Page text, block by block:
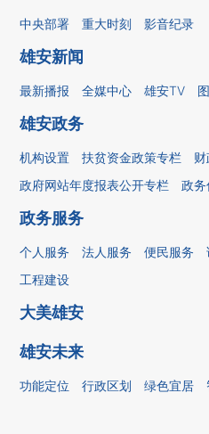
中央部署 重大时刻 影音纪录
雄安新闻
最新播报 全媒中心 雄安TV
雄安政务
机构设置 扶贫资金政策专栏
政府网站年度报表公开专栏
政务
政务服务
个人服务 法人服务 便民服务
工程建设
大美雄安
雄安未来
功能定位 行政区划 绿色宜居